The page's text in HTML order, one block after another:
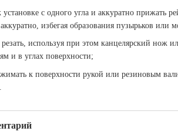
с одного угла и аккуратно прижать
избегая образования пузырьков или
используя при этом канцелярский нож
и в углах поверхности;
к поверхности рукой или резиновым